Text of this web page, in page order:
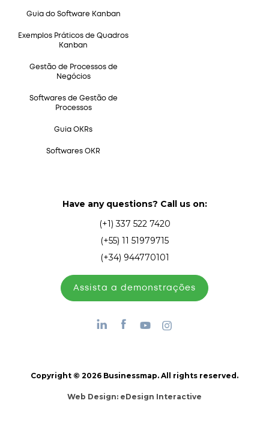
Guia do Software Kanban
Exemplos Práticos de Quadros
Kanban
Gestão de Processos de
Negócios
Softwares de Gestão de
Processos
Guia OKRs
Softwares OKR
Have any questions? Call us on:
(+1) 337 522 7420
(+55) 11 51979715
(+34) 944770101
Assista а demonstrações
Copyright © 2026 Businessmap. All rights reserved.
Web Design: eDesign Interactive